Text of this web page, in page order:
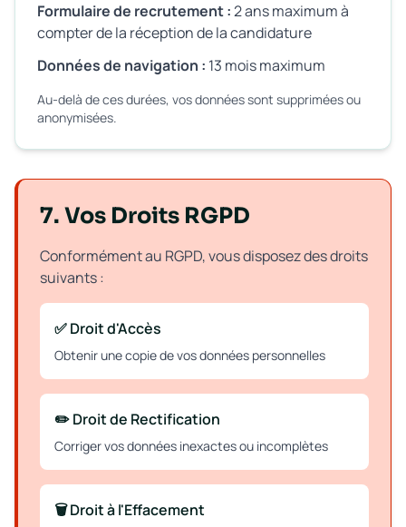
Formulaire de recrutement :2 ans maximum à
compter de la réception de la candidature
Données de navigation : 13 mois maximum
Au-delà de ces durées, vos données sont supprimées ou
anonymisées.
7. Vos Droits RGPD
Conformément au RGPD, vous disposez des droits
suivants :
✅ Droit d'Accès
Obtenir une copie de vos données personnelles
✏️ Droit de Rectification
Corriger vos données inexactes ou incomplètes
🗑️ Droit à l'Effacement